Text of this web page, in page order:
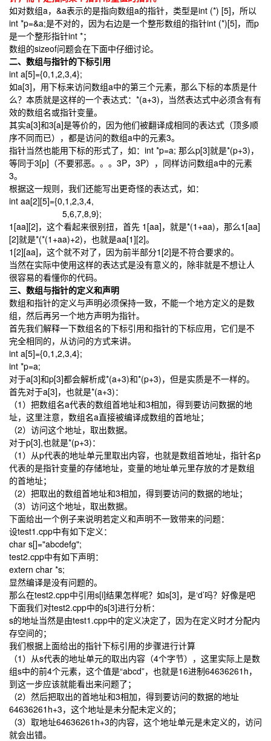
如对数组a，&a表示的是指向数组a的指针，类型是int (*) [5]，所以
int *p=&a;是不对的，因为右边是一个整形数组的指针int (*)[5]，而p
是一个整形指针int *；
数组的sizeof问题会在下面中仔细讨论。
二、数组与指针的下标引用
int a[5]={0,1,2,3,4};
如a[3]，用下标来访问数组a中的第三个元素，那么下标的本质是什
么？本质就是这样的一个表达式：*(a+3)，当然表达式中必须含有有
效的数组名或指针变量。
其实a[3]和3[a]是等价的，因为他们被翻译成相同的表达式（顶多顺
序不同而已），都是访问的数组a中的元素3。
指针当然也能用下标的形式了，如：int *p=a; 那么p[3]就是*(p+3)，
等同于3[p]（不要邪恶。。。3P，3P），同样访问数组a中的元素
3。
根据这一规则，我们还能写出更奇怪的表达式，如：
int aa[2][5]={0,1,2,3,4,
5,6,7,8,9};
1[aa][2]，这个看起来很别扭，首先 1[aa]，就是*(1+aa)，那么1[aa]
[2]就是*(*(1+aa)+2)，也就是aa[1][2]。
1[2][aa]，这个就不对了，因为前半部分1[2]是不符合要求的。
当然在实际中使用这样的表达式是没有意义的，除非就是不想让人
很容易的看懂你的代码。
三、数组与指针的定义和声明
数组和指针的定义与声明必须保持一致，不能一个地方定义的是数
组，然后再另一个地方声明为指针。
首先我们解释一下数组名的下标引用和指针的下标应用，它们是不
完全相同的，从访问的方式来讲。
int a[5]={0,1,2,3,4};
int *p=a;
对于a[3]和p[3]都会解析成*(a+3)和*(p+3)，但是实质是不一样的。
首先对于a[3]，也就是*(a+3)：
（1）把数组名a代表的数组首地址和3相加，得到要访问数据的地
址，这里注意，数组名a直接被编译成数组的首地址；
（2）访问这个地址，取出数据。
对于p[3],也就是*(p+3)：
（1）从p代表的地址单元里取出内容，也就是数组首地址，指针名p
代表的是指针变量的存储地址，变量的地址单元里存放的才是数组
的首地址；
（2）把取出的数组首地址和3相加，得到要访问的数据的地址；
（3）访问这个地址，取出数据。
下面给出一个例子来说明若定义和声明不一致带来的问题：
设test1.cpp中有如下定义：
char s[]="abcdefg";
test2.cpp中有如下声明：
extern char *s;
显然编译是没有问题的。
那么在test2.cpp中引用s[i]结果怎样呢？如s[3]，是‘d’吗？好像是吧
下面我们对test2.cpp中的s[3]进行分析：
s的地址当然是由test1.cpp中的定义决定了，因为在定义时才分配内
存空间的；
我们根据上面给出的指针下标引用的步骤进行计算
（1）从s代表的地址单元的取出内容（4个字节），这里实际上是数
组s中的前4个元素，这个值是“abcd”，也就是16进制64636261h，
到这一步应该就能看出来问题了；
（2）然后把取出的首地址和3相加，得到要访问的数据的地址
64636261h+3，这个地址是未分配未定义的；
（3）取地址64636261h+3的内容，这个地址单元是未定义的，访问
就会出错。